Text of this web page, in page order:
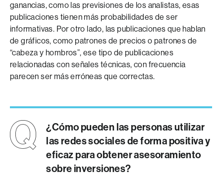
ganancias, como las previsiones de los analistas, esas
publicaciones tienen más probabilidades de ser
informativas. Por otro lado, las publicaciones que hablan
de gráficos, como patrones de precios o patrones de
“cabeza y hombros”, ese tipo de publicaciones
relacionadas con señales técnicas, con frecuencia
parecen ser más erróneas que correctas.
¿Cómo pueden las personas utilizar
las redes sociales de forma positiva y
eficaz para obtener asesoramiento
sobre inversiones?